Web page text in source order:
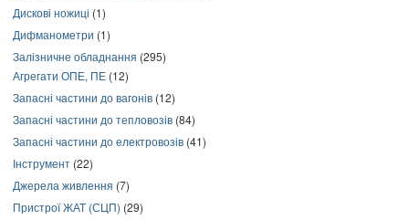
Дискові ножиці (1)
Дифманометри (1)
Залізничне обладнання (295)
Агрегати ОПЕ, ПЕ (12)
Запасні частини до вагонів (12)
Запасні частини до тепловозів (84)
Запасні частини до електровозів (41)
Інструмент (22)
Джерела живлення (7)
Пристрої ЖАТ (СЦП) (29)